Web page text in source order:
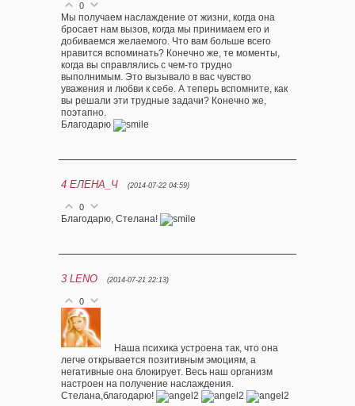
0
Мы получаем наслаждение от жизни, когда она
бросает нам вызов, когда мы принимаем его и
добиваемся желаемого. Что вам больше всего
нравится вспоминать? Конечно же, те моменты,
когда вы справлялись с чем-то трудно
выполнимым. Это вызывало в вас чувство
уважения и любви к себе. А теперь вспомните, как
вы решали эти трудные задачи? Конечно же,
поэтапно.
Благодарю
4 ЕЛЕНА_Ч (2014-07-22 04:59)
0
Благодарю, Стелана!
3 LENO (2014-07-21 22:13)
0
Наша психика устроена так, что она
легче открывается позитивным эмоциям, а
негативные она блокирует. Весь наш организм
настроен на получение наслаждения.
Стелана,благодарю!